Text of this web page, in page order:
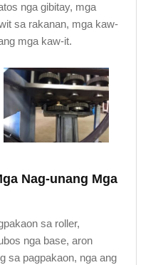
nga gibitay, mga
sa rakanan, mga kaw-
mga kaw-it.
Nag-unang Mga
sa roller,
nga base, aron
sa pagpakaon, nga ang